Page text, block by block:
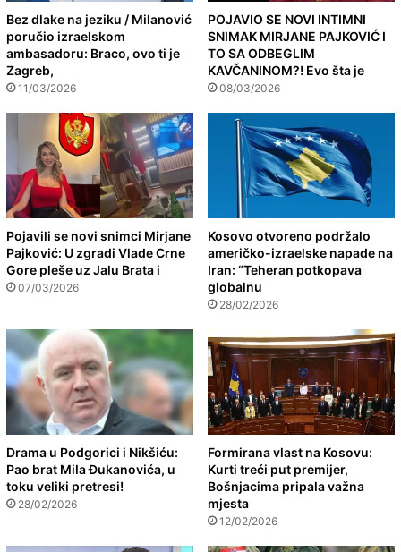
Bez dlake na jeziku / Milanović
poručio izraelskom
ambasadoru: Braco, ovo ti je
Zagreb,
11/03/2026
POJAVIO SE NOVI INTIMNI
SNIMAK MIRJANE PAJKOVIĆ I
TO SA ODBEGLIM
KAVČANINOM?! Evo šta je
08/03/2026
Pojavili se novi snimci Mirjane
Pajković: U zgradi Vlade Crne
Gore pleše uz Jalu Brata i
07/03/2026
Kosovo otvoreno podržalo
američko-izraelske napade na
Iran: “Teheran potkopava
globalnu
28/02/2026
Drama u Podgorici i Nikšiću:
Pao brat Mila Đukanovića, u
toku veliki pretresi!
28/02/2026
Formirana vlast na Kosovu:
Kurti treći put premijer,
Bošnjacima pripala važna
mjesta
12/02/2026